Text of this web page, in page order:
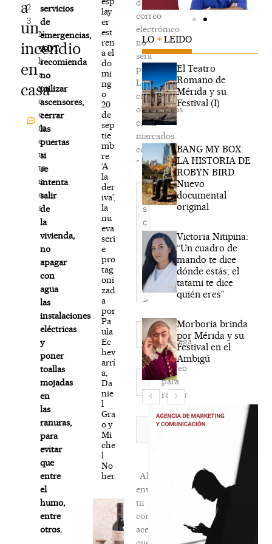
a
un
incendio
en
casa
2
3
N
o
h
a
y
c
o
m
e
n
ta
ri
o
s
servicios
de
emergencias,
ADT
recomienda
no
utilizar
ascensores,
cerrar
las
puertas
si
se
intenta
salir
de
la
vivienda,
no
apagar
con
agua
las
instalaciones
eléctricas
y
poner
toallas
mojadas
en
las
ranuras,
para
evitar
que
entre
el
humo,
entre
otros.
lay
er
est
ren
a el
do
mi
ng
o
20
de
sep
tie
mb
re
‘A
la
der
iva’,
la
nu
eva
seri
e
pro
tag
oni
zad
a
por
Pa
ula
Ec
hev
arrí
a,
Da
nie
l
Gra
o y
Mi
che
l
No
her
de
correo
electrónico
no
será
publicada.
Los
campos
obligatorios
están
marcados
con
*
Escribe
aquí...
Nombre*
Correo
electrónico*
Agréga
mi
correo
para
recibir
la
newsletter
Al
enviar
tu
comentario,
aceptas
LO + LEIDO
El Teatro
Romano de
Mérida y su
Festival (I)
BANG MY BOX:
LA HISTORIA DE
ROBYN BIRD.
Nuevo
documental
original
Victoria Nitipina:
“Un cuadro de
mando te dice
dónde estás; el
tatami te dice
quién eres”
Morboria brinda
por Mérida y su
Festival en el
Ambigú